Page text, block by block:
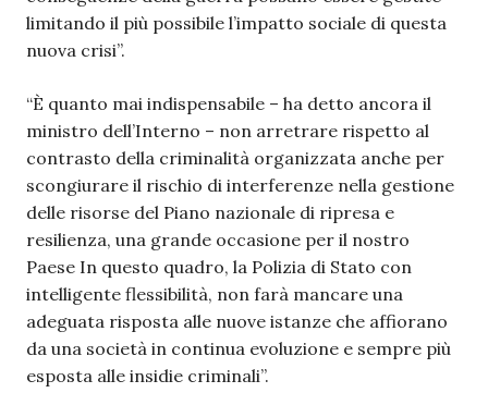
limitando il più possibile l’impatto sociale di questa
nuova crisi”.
“È quanto mai indispensabile – ha detto ancora il
ministro dell’Interno – non arretrare rispetto al
contrasto della criminalità organizzata anche per
scongiurare il rischio di interferenze nella gestione
delle risorse del Piano nazionale di ripresa e
resilienza, una grande occasione per il nostro
Paese In questo quadro, la Polizia di Stato con
intelligente flessibilità, non farà mancare una
adeguata risposta alle nuove istanze che affiorano
da una società in continua evoluzione e sempre più
esposta alle insidie criminali”.